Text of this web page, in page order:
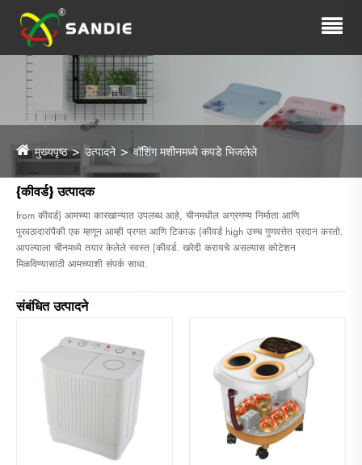
मुख्यपृष्ठ उत्पादने वॉशिंग मशीनमध्ये कपडे भिजलेले
{कीवर्ड} उत्पादक
from कीवर्ड} आमच्या कारखान्यात उपलब्ध आहे, चीनमधील अग्रगण्य निर्माता आणि
पुरवठादारांपैकी एक म्हणून आम्ही प्रगत आणि टिकाऊ {कीवर्ड high उच्च गुणवत्तेत प्रदान करतो.
आपल्याला चीनमध्ये तयार केलेले स्वस्त {कीवर्ड. खरेदी करायचे असल्यास कोटेशन
मिळविण्यासाठी आमच्याशी संपर्क साधा.
संबंधित उत्पादने